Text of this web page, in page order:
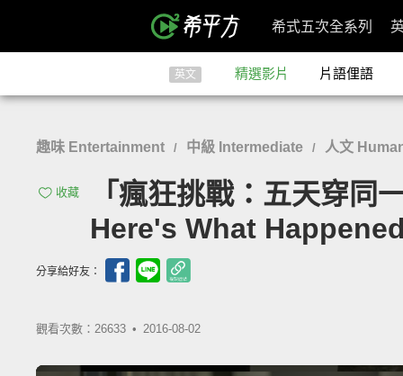
希式五次全系列
英文 精選影片 片語俚語
趣味 Entertainment / 中級 Intermediate / 人文
收藏
「瘋狂挑戰：五天穿
Here's What
分享給好友：
觀看次數：26633 • 2016-08-02